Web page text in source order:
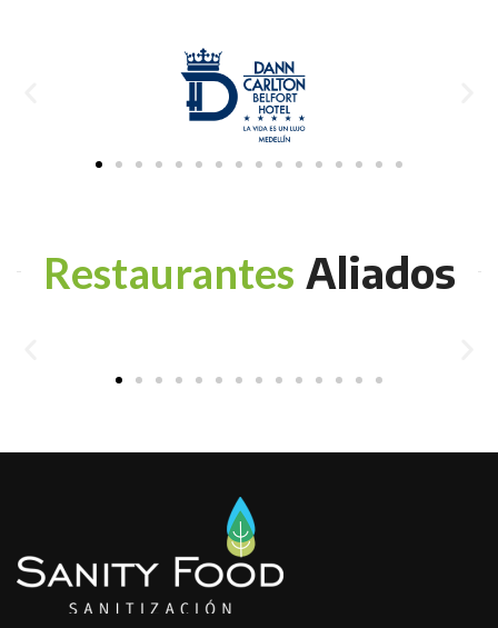
Restaurantes Aliados